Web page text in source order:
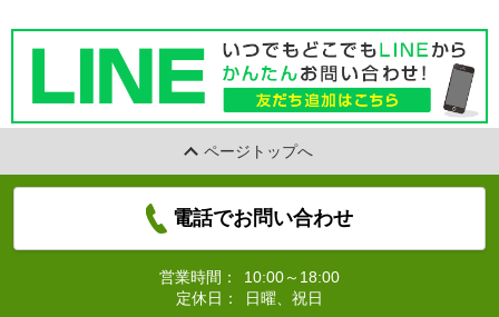
ページトップへ
電話でお問い合わせ
営業時間：
10:00～18:00
定休日：
日曜、祝日